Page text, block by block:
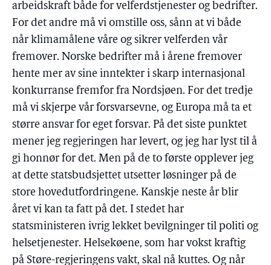
arbeidskraft både for velferdstjenester og bedrifter.
For det andre må vi omstille oss, sånn at vi både
når klimamålene våre og sikrer velferden vår
fremover. Norske bedrifter må i årene fremover
hente mer av sine inntekter i skarp internasjonal
konkurranse fremfor fra Nordsjøen. For det tredje
må vi skjerpe vår forsvarsevne, og Europa må ta et
større ansvar for eget forsvar. På det siste punktet
mener jeg regjeringen har levert, og jeg har lyst til å
gi honnør for det. Men på de to første opplever jeg
at dette statsbudsjettet utsetter løsninger på de
store hovedutfordringene. Kanskje neste år blir
året vi kan ta fatt på det. I stedet har
statsministeren ivrig lekket bevilgninger til politi og
helsetjenester. Helsekøene, som har vokst kraftig
på Støre-regjeringens vakt, skal nå kuttes. Og når